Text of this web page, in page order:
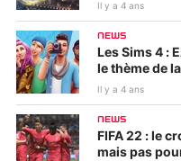
Il y a 4 ans
NEWS
Les Sims 4 :
le thème de
Il y a 4 ans
NEWS
FIFA 22 : le
mais pas